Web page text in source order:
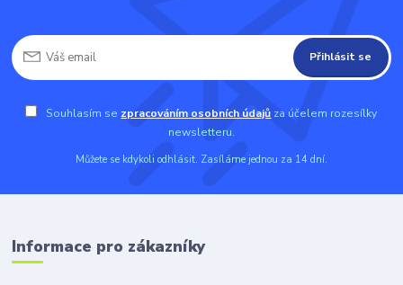
Přihlásit se
Souhlasím se zpracováním osobních údajů za účelem rozesílky
newsletteru.
Můžete se kdykoli odhlásit. Zasíláme jednou za 14 dní.
Informace pro zákazníky